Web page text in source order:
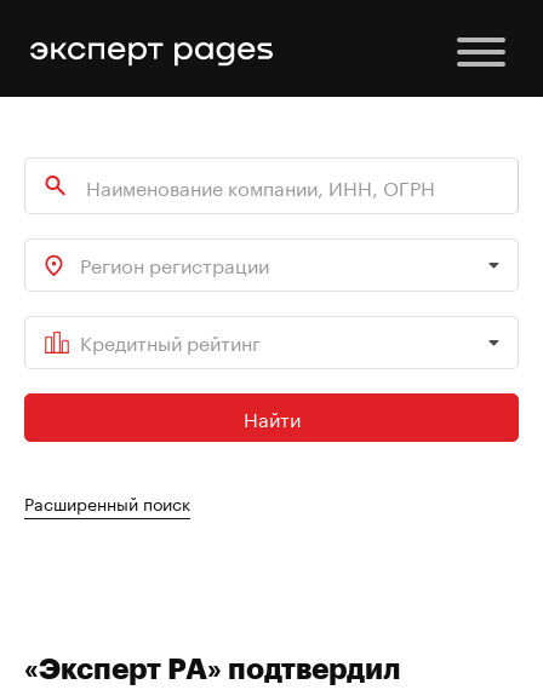
Регион регистрации
Кредитный рейтинг
Найти
Расширенный поиск
«Эксперт РА» подтвердил